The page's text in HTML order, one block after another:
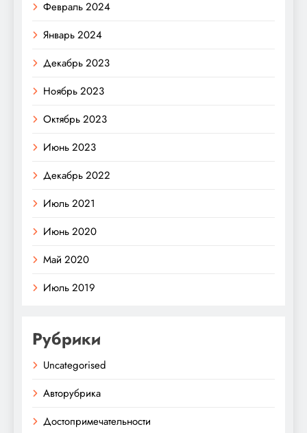
Февраль 2024
Январь 2024
Декабрь 2023
Ноябрь 2023
Октябрь 2023
Июнь 2023
Декабрь 2022
Июль 2021
Июнь 2020
Май 2020
Июль 2019
Рубрики
Uncategorised
Авторубрика
Достопримечательности